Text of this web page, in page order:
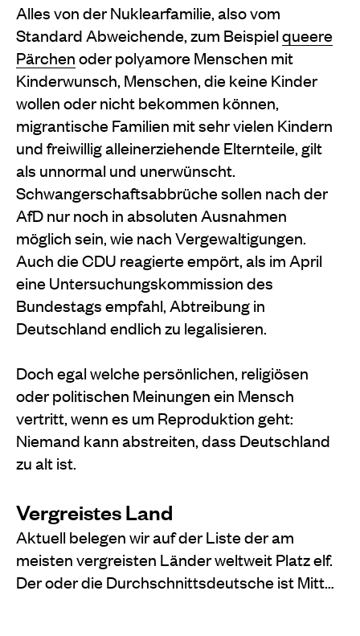
Alles von der Nuklearfamilie, also vom
Standard Abweichende, zum Beispielqueere
Pärchenoder polyamore Menschen mit
Kinderwunsch, Menschen, die keine Kinder
wollen oder nicht bekommen können,
migrantische Familien mit sehr vielen Kindern
und freiwillig alleinerziehende Elternteile, gilt
als unnormal und unerwünscht.
Schwangerschaftsabbrüche sollen nach der
AfD nur noch in absoluten Ausnahmen
möglich sein, wie nach Vergewaltigungen.
Auch die CDU reagierte empört, als im April
eine Untersuchungskommission des
Bundestags empfahl, Abtreibung in
Deutschland endlich zu legalisieren.
Doch egal welche persönlichen, religiösen
oder politischen Meinungen ein Mensch
vertritt, wenn es um Reproduktion geht:
Niemand kann abstreiten, dass Deutschland
zu alt ist.
Vergreistes Land
Aktuell belegen wir auf der Liste der am
meisten vergreisten Länder weltweit Platz elf.
Der oder die Durchschnittsdeutsche ist Mitt…